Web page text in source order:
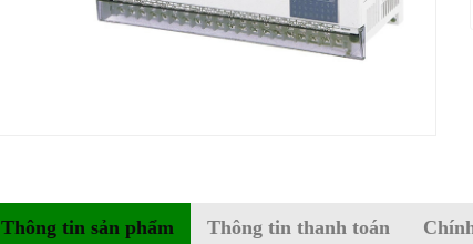
Thông tin sản phẩm Thông tin thanh toán